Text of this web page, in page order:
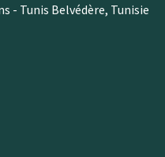
- Tunis Belvédère, Tunisie